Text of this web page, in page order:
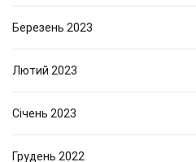
Березень 2023
Лютий 2023
Січень 2023
Грудень 2022